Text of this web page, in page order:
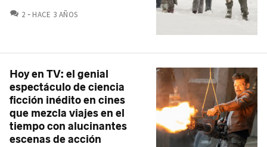
2 COMENTARIOS
HACE 3 AÑOS
Hoy en TV: el genial
espectáculo de ciencia
ficción inédito en cines
que mezcla viajes en el
tiempo con alucinantes
escenas de acción